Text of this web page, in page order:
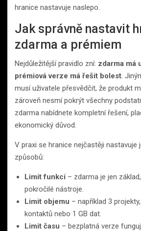
hranice nastavuje naslepo.
Jak správně nastavit
zdarma a prémiem
Nejdůležitější pravidlo zní: zdarma má
prémiová verze má řešit bolest.
musí uživatele přesvědčit, že produkt
zároveň nesmí pokrýt všechny
zdarma nabídnete kompletní řešení,
ekonomický důvod.
V praxi se hranice nejčastěji nastavuje
způsobů:
Limit funkcí– zdarma je jen
pokročilé nástroje.
Limit objemu – například 3
kontaktů nebo 1 GB dat.
Limit času – bezplatná verze